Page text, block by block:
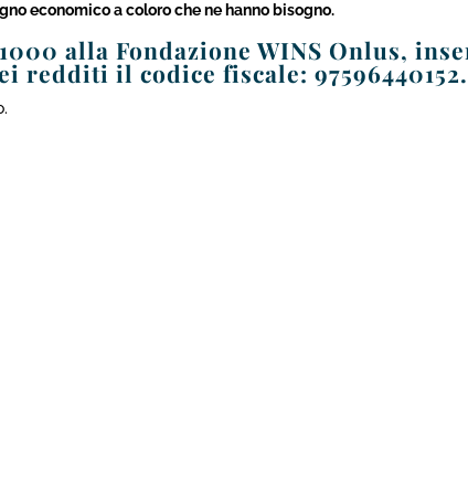
economico a coloro che ne hanno bisogno.
alla Fondazione WINS Onlus,
redditi il codice fiscale: 97596440152.
.